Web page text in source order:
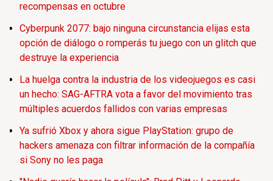
recompensas en octubre
Cyberpunk 2077: bajo ninguna circunstancia elijas esta
opción de diálogo o romperás tu juego con un glitch que
destruye la experiencia
La huelga contra la industria de los videojuegos es casi
un hecho: SAG-AFTRA vota a favor del movimiento tras
múltiples acuerdos fallidos con varias empresas
Ya sufrió Xbox y ahora sigue PlayStation: grupo de
hackers amenaza con filtrar información de la compañía
si Sony no les paga